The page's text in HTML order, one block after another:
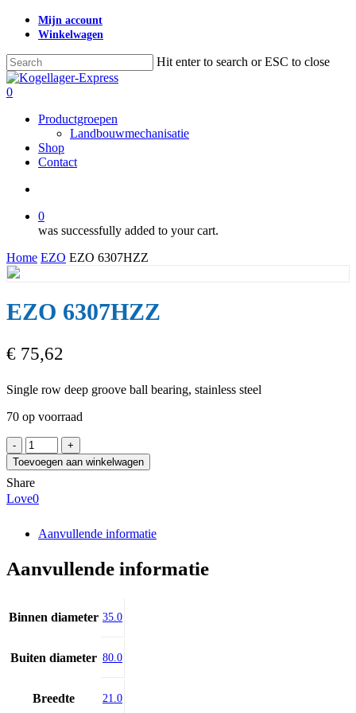
Skip
content
Mijn account
Winkelwagen
Hit enter to search or ESC to close
Close
Search
search
0
Productgroepen
Landbouwmechanisatie
Shop
Contact
0
was successfully added to your cart.
Home EZO EZO 6307HZZ
EZO 6307HZZ
€ 75,62
Single row deep groove ball bearing, stainless steel
70 op voorraad
EZO
6307HZZ
aantal
Toevoegen aan winkelwagen
Share
Love0
Aanvullende informatie
Aanvullende informatie
Binnen diameter 35.0
Buiten diameter 80.0
Breedte 21.0